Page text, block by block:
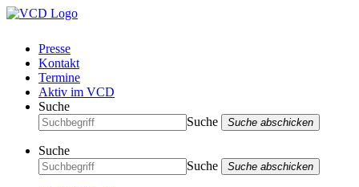
Presse
Kontakt
Termine
Aktiv im VCD
Suche
Suche
Suche abschicken
Suche
Suche
Suche abschicken